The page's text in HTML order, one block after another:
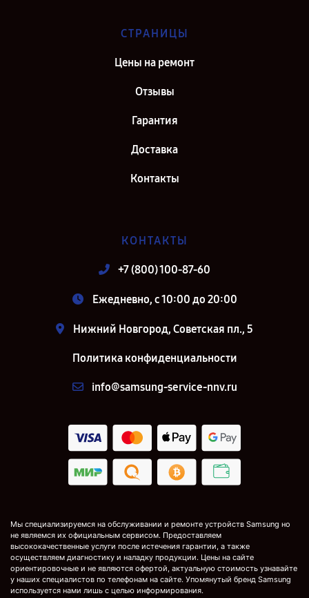
СТРАНИЦЫ
Цены на ремонт
Отзывы
Гарантия
Доставка
Контакты
КОНТАКТЫ
+7 (800) 100-87-60
Ежедневно, с 10:00 до 20:00
Нижний Новгород, Советская пл., 5
Политика конфиденциальности
info@samsung-service-nnv.ru
Мы специализируемся на обслуживании и ремонте устройств Samsung но
не являемся их официальным сервисом. Предоставляем
высококачественные услуги после истечения гарантии, а также
осуществляем диагностику и наладку продукции. Цены на сайте
ориентировочные и не являются офертой, актуальную стоимость узнавайте
у наших специалистов по телефонам на сайте. Упомянутый бренд Samsung
используется нами лишь с целью информирования.